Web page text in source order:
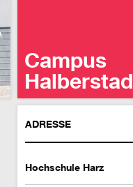
Campus
Campus
ADRESSE
Hochschule Harz